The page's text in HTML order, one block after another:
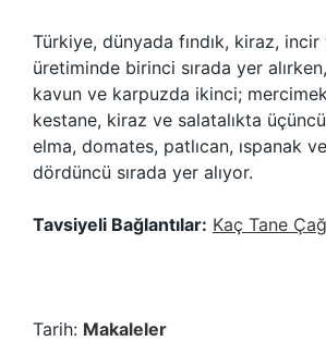
Türkiye, dünyada fındık, kiraz, incir
üretiminde birinci sırada yer
kavun ve karpuzda ikinci;
kestane, kiraz ve salatalıkta
elma, domates, patlıcan, ıspanak
dördüncü sırada yer alıyor.
Tavsiyeli Bağlantılar: Kaç Tane
Tarih: Makaleler